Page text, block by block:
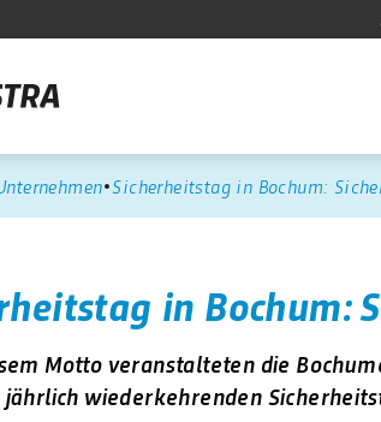
Sicherheitstag in Bochum:
in Bochum:
Motto veranstalteten die
wiederkehrenden